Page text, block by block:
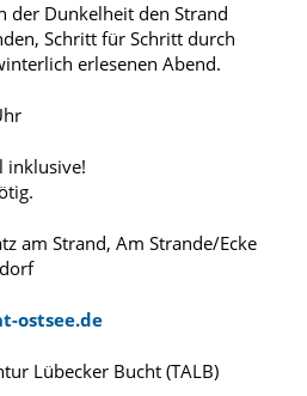
der Dunkelheit den Strand
Schritt für Schritt durch
erlesenen Abend.
inklusive!
am Strand, Am Strande/Ecke
ostsee.de
Lübecker Bucht (TALB)